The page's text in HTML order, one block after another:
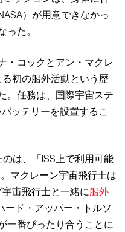
）が用意できなかっ
った。
・コックとアン・マクレ
初の船外活動という歴
。任務は、国際宇宙ステ
ッテリーを設置するこ
のは、「ISS上で利用可能
マクレーン宇宙飛行士は
宙飛行士と一緒に船外
ード・アッパー・トルソ
一番ぴったり合うことに